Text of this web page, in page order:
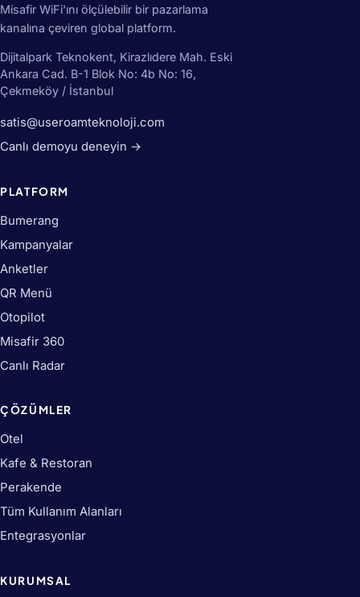
Misafir WiFi'ını ölçülebilir bir pazarlama
kanalına çeviren global platform.
Dijitalpark Teknokent, Kirazlıdere Mah. Eski
Ankara Cad. B-1 Blok No: 4b No: 16,
Çekmeköy / İstanbul
satis@useroamteknoloji.com
Canlı demoyu deneyin →
PLATFORM
Bumerang
Kampanyalar
Anketler
QR Menü
Otopilot
Misafir 360
Canlı Radar
ÇÖZÜMLER
Otel
Kafe & Restoran
Perakende
Tüm Kullanım Alanları
Entegrasyonlar
KURUMSAL